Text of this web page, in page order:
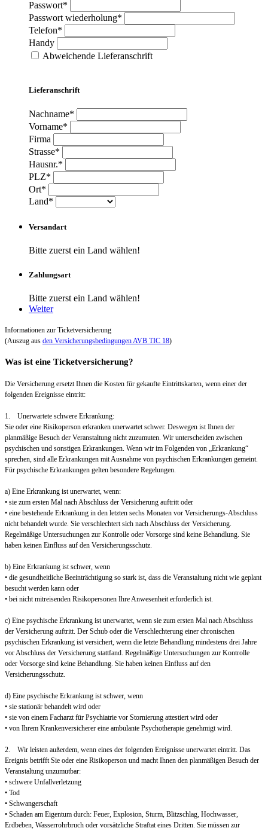
Passwort*
Passwort wiederholung*
Telefon*
Handy
Abweichende Lieferanschrift
Lieferanschrift
Nachname*
Vorname*
Firma
Strasse*
Hausnr.*
PLZ*
Ort*
Land*
Versandart
Bitte zuerst ein Land wählen!
Zahlungsart
Bitte zuerst ein Land wählen!
Weiter
Informationen zur Ticketversicherung
(Auszug aus den Versicherungsbedingungen AVB TIC 18)
Was ist eine Ticketversicherung?
Die Versicherung ersetzt Ihnen die Kosten für gekaufte Eintrittskarten, wenn einer der
folgenden Ereignisse eintritt:
1. Unerwartete schwere Erkrankung:
Sie oder eine Risikoperson erkranken unerwartet schwer. Deswegen ist Ihnen der
planmäßige Besuch der Veranstaltung nicht zuzumuten. Wir unterscheiden zwischen
psychischen und sonstigen Erkrankungen. Wenn wir im Folgenden von „Erkrankung“
sprechen, sind alle Erkrankungen mit Ausnahme von psychischen Erkrankungen gemeint.
Für psychische Erkrankungen gelten besondere Regelungen.
a) Eine Erkrankung ist unerwartet, wenn:
• sie zum ersten Mal nach Abschluss der Versicherung auftritt oder
• eine bestehende Erkrankung in den letzten sechs Monaten vor Versicherungs-Abschluss
nicht behandelt wurde. Sie verschlechtert sich nach Abschluss der Versicherung.
Regelmäßige Untersuchungen zur Kontrolle oder Vorsorge sind keine Behandlung. Sie
haben keinen Einfluss auf den Versicherungsschutz.
b) Eine Erkrankung ist schwer, wenn
• die gesundheitliche Beeinträchtigung so stark ist, dass die Veranstaltung nicht wie geplant
besucht werden kann oder
• bei nicht mitreisenden Risikopersonen Ihre Anwesenheit erforderlich ist.
c) Eine psychische Erkrankung ist unerwartet, wenn sie zum ersten Mal nach Abschluss
der Versicherung auftritt. Der Schub oder die Verschlechterung einer chronischen
psychischen Erkrankung ist versichert, wenn die letzte Behandlung mindestens drei Jahre
vor Abschluss der Versicherung stattfand. Regelmäßige Untersuchungen zur Kontrolle
oder Vorsorge sind keine Behandlung. Sie haben keinen Einfluss auf den
Versicherungsschutz.
d) Eine psychische Erkrankung ist schwer, wenn
• sie stationär behandelt wird oder
• sie von einem Facharzt für Psychiatrie vor Stornierung attestiert wird oder
• von Ihrem Krankenversicherer eine ambulante Psychotherapie genehmigt wird.
2. Wir leisten außerdem, wenn eines der folgenden Ereignisse unerwartet eintritt. Das
Ereignis betrifft Sie oder eine Risikoperson und macht Ihnen den planmäßigen Besuch der
Veranstaltung unzumutbar:
• schwere Unfallverletzung
• Tod
• Schwangerschaft
• Schaden am Eigentum durch: Feuer, Explosion, Sturm, Blitzschlag, Hochwasser,
Erdbeben, Wasserrohrbruch oder vorsätzliche Straftat eines Dritten. Sie müssen zur